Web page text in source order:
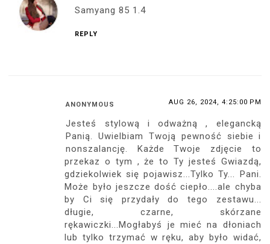
Samyang 85 1.4
REPLY
ANONYMOUS AUG 26, 2024, 4:25:00 PM
Jesteś stylową i odważną , elegancką
Panią. Uwielbiam Twoją pewność siebie i
nonszalancję. Każde Twoje zdjęcie to
przekaz o tym , że to Ty jesteś Gwiazdą,
gdziekolwiek się pojawisz...Tylko Ty... Pani.
Może było jeszcze dość ciepło....ale chyba
by Ci się przydały do tego zestawu...
długie, czarne, skórzane
rękawiczki...Mogłabyś je mieć na dłoniach
lub tylko trzymać w ręku, aby było widać,